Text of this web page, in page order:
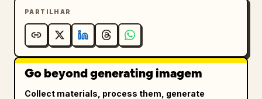
PARTILHAR
Go beyond generating imagem
Collect materials, process them, generate